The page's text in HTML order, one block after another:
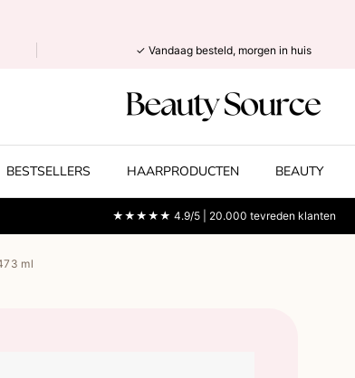
✓ Vandaag besteld, morgen in huis
BESTSELLERS HAARPRODUCTEN BEAUTY
★★★★★ 4.9/5 | 20.000 tevreden klanten
ml